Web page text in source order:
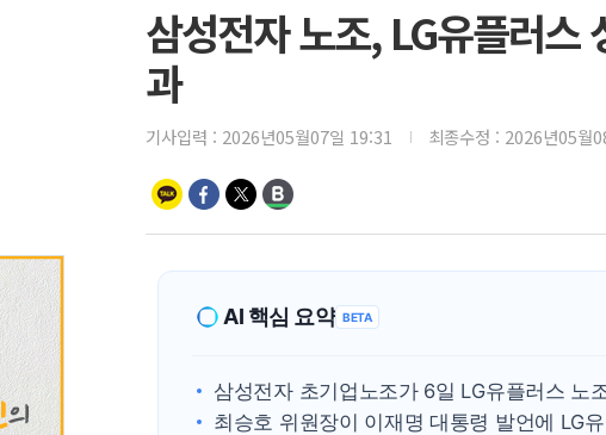
삼성전자 노조, LG유플러스
과
기사입력 : 2026년05월07일 19:31 최종수정 : 2026년05월
AI 핵심 요약 BETA
삼성전자 초기업노조가 6일 LG유플러스 노
최승호 위원장이 이재명 대통령 발언에 LG